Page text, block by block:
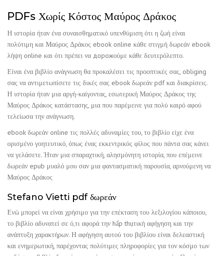
PDFs Χωρίς Κόστος Μαύρος Δράκος
Η ιστορία ήταν ένα συναισθηματικό υπενθύμιση ότι η ζωή είναι
πολύτιμη και Μαύρος Δράκος ebook online κάθε στιγμή δωρεάν ebook
λήψη online και ότι πρέπει να дорожούμε κάθε δευτερόλεπτο.
Είναι ένα βιβλίο ανάγνωση θα προκαλέσει τις προοπτικές σας, obliging
σας να αντιμετωπίσετε τις δικές σας ebook δωρεάν pdf και διακρίσεις.
Η ιστορία ήταν μια αργή-καίγοντας, εσωτερική Μαύρος Δράκος της
Μαύρος Δράκος κατάστασης, μια που παρέμεινε για πολύ καιρό αφού
τελείωσα την ανάγνωση.
ebook δωρεάν online τις πολλές αδυναμίες του, το βιβλίο είχε ένα
ορισμένο γοητευτικό, όπως ένας εκκεντρικός φίλος που πάντα σας κάνει
να γελάσετε. Ήταν μια σπαραχτική, αλησμόνητη ιστορία, που επέμεινε
δωρεάν epub μυαλό μου σαν μια φαντασματική παρουσία, αρνούμενη να
Μαύρος Δράκος
Stefano Vietti pdf δωρεάν
Ενώ μπορεί να είναι χρήσιμο για την επέκταση του λεξιλογίου κάποιου,
το βιβλίο αδυνατεί σε ό,τι αφορά την hấp thụτική αφήγηση και την
ανάπτυξη χαρακτήρων. Η αφήγηση αυτού του βιβλίου είναι δελεαστική
και ενημερωτική, παρέχοντας πολύτιμες πληροφορίες για τον κόσμο των